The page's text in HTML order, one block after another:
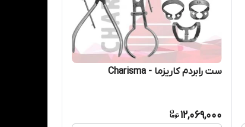
ست رابردم کاریزما - Charisma
12,069,000